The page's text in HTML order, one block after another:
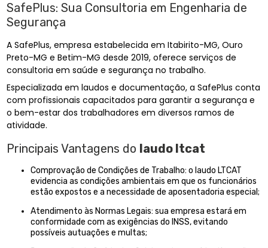
SafePlus: Sua Consultoria em Engenharia de
Segurança
A SafePlus, empresa estabelecida em Itabirito-MG, Ouro
Preto-MG e Betim-MG desde 2019, oferece serviços de
consultoria em saúde e segurança no trabalho.
Especializada em laudos e documentação, a SafePlus conta
com profissionais capacitados para garantir a segurança e
o bem-estar dos trabalhadores em diversos ramos de
atividade.
Principais Vantagens do laudo ltcat
Comprovação de Condições de Trabalho: o laudo LTCAT
evidencia as condições ambientais em que os funcionários
estão expostos e a necessidade de aposentadoria especial;
Atendimento às Normas Legais: sua empresa estará em
conformidade com as exigências do INSS, evitando
possíveis autuações e multas;